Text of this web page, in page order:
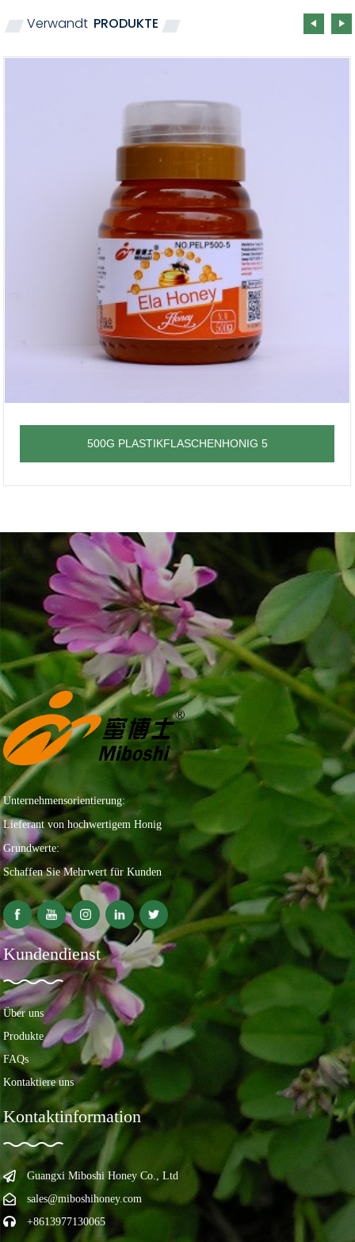
Verwandt PRODUKTE
500G PLASTIKFLASCHENHONIG 5
Unternehmensorientierung:
Lieferant von hochwertigem Honig
Grundwerte:
Schaffen Sie Mehrwert für Kunden
Kundendienst
Über uns
Produkte
FAQs
Kontaktiere uns
Kontaktinformation
Guangxi Miboshi Honey Co., Ltd
sales@miboshihoney.com
+8613977130065